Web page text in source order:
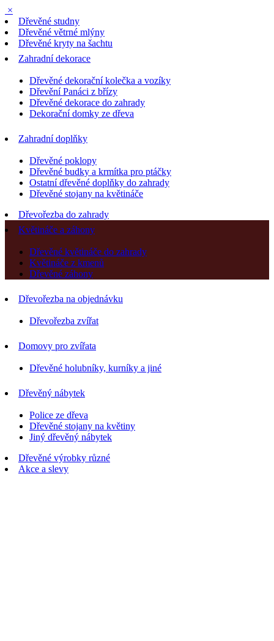
×
Dřevěné studny
Dřevěné větrné mlýny
Dřevěné kryty na šachtu
Zahradní dekorace
Dřevěné dekorační kolečka a vozíky
Dřevění Panáci z břízy
Dřevěné dekorace do zahrady
Dekorační domky ze dřeva
Zahradní doplňky
Dřevěné poklopy
Dřevěné budky a krmítka pro ptáčky
Ostatní dřevěné doplňky do zahrady
Dřevěné stojany na květináče
Dřevořezba do zahrady
Květináče a záhony
Dřevěné květináče do zahrady
Květináče z kmenů
Dřevěné záhony
Dřevořezba na objednávku
Dřevořezba zvířat
Domovy pro zvířata
Dřevěné holubníky, kurníky a jiné
Dřevěný nábytek
Police ze dřeva
Dřevěné stojany na květiny
Jiný dřevěný nábytek
Dřevěné výrobky různé
Akce a slevy